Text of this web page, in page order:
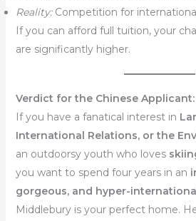
Reality:Competition for
If you can afford full tuition, your
are significantly higher.
Verdict for the Chinese Applicant:
If you have a fanatical interest in
International Relations, or the
an outdoorsy youth who loves
you want to spend four years in an
gorgeous, and hyper-international
Middlebury is your perfect home.